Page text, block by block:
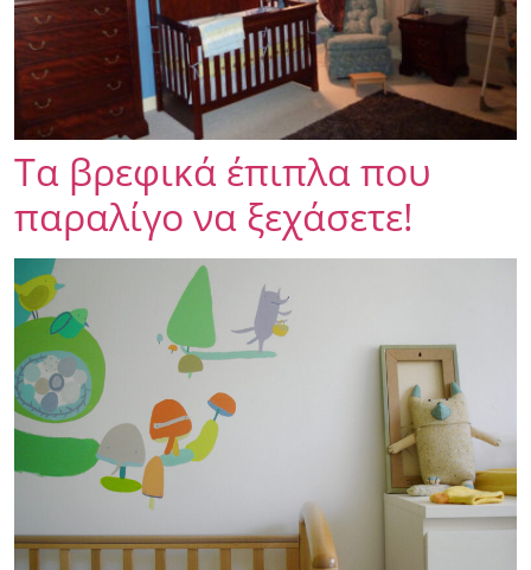
Τα βρεφικά έπιπλα που
παραλίγο να ξεχάσετε!